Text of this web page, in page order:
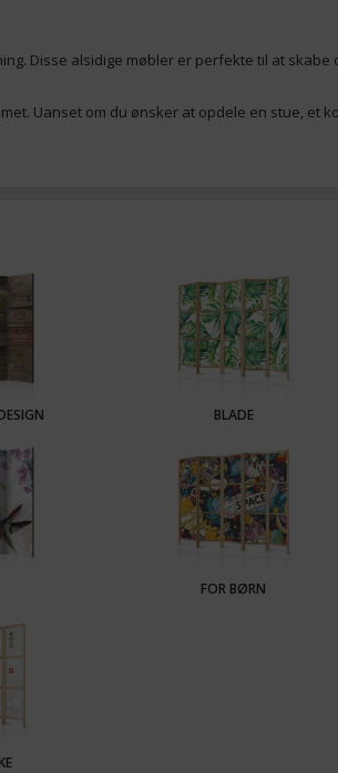
Disse alsidige møbler er perfekte til at
Uanset om du ønsker at opdele en stue, et
BLADE
FOR BØRN